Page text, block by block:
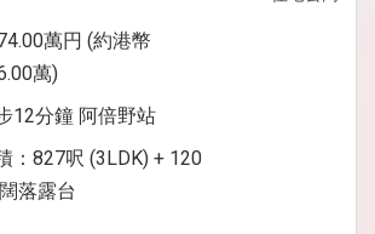
萬円 (約港幣
萬)
12分鐘 阿倍野站
：827呎 (3LDK) + 120
落露台